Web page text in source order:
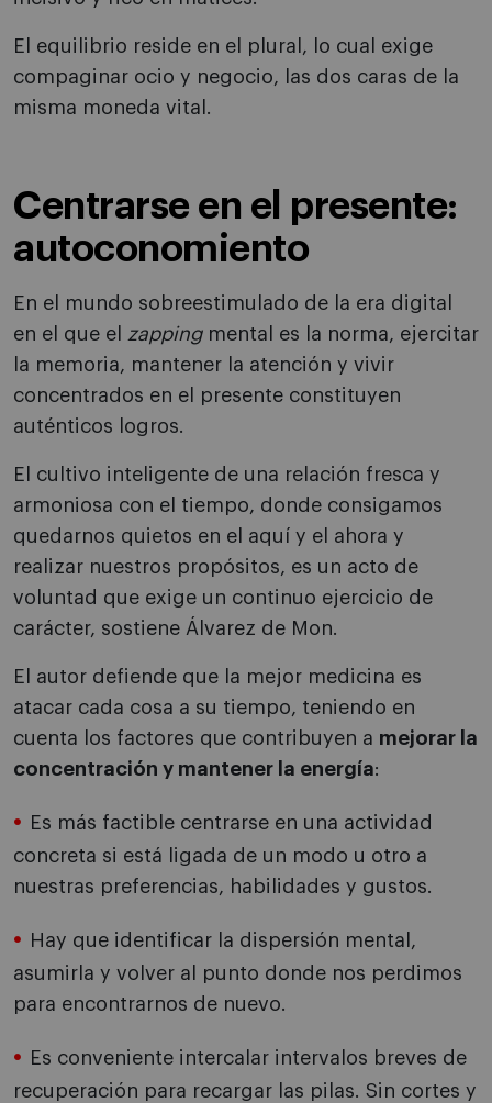
El equilibrio reside en el plural, lo cual exige
compaginar ocio y negocio, las dos caras de la
misma moneda vital.
Centrarse en el presente:
autoconomiento
En el mundo sobreestimulado de la era digital
en el que el zappingmental es la norma, ejercitar
la memoria, mantener la atención y vivir
concentrados en el presente constituyen
auténticos logros.
El cultivo inteligente de una relación fresca y
armoniosa con el tiempo, donde consigamos
quedarnos quietos en el aquí y el ahora y
realizar nuestros propósitos, es un acto de
voluntad que exige un continuo ejercicio de
carácter, sostiene Álvarez de Mon.
El autor defiende que la mejor medicina es
atacar cada cosa a su tiempo, teniendo en
cuenta los factores que contribuyen a mejorar la
concentración y mantener la energía:
Es más factible centrarse en una actividad
concreta si está ligada de un modo u otro a
nuestras preferencias, habilidades y gustos.
Hay que identificar la dispersión mental,
asumirla y volver al punto donde nos perdimos
para encontrarnos de nuevo.
Es conveniente intercalar intervalos breves de
recuperación para recargar las pilas. Sin cortes y